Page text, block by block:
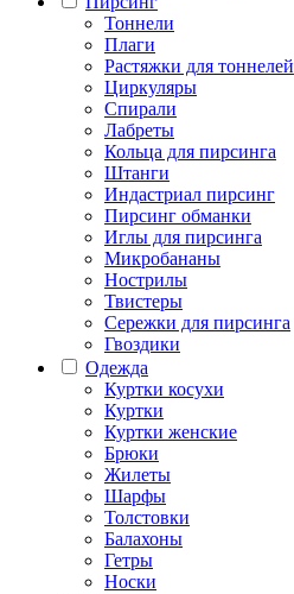
Тоннели
Плаги
Растяжки для тоннелей
Циркуляры
Спирали
Лабреты
Кольца для пирсинга
Штанги
Индастриал пирсинг
Пирсинг обманки
Иглы для пирсинга
Микробананы
Нострилы
Твистеры
Сережки для пирсинга
Гвоздики
Одежда
Куртки косухи
Куртки
Куртки женские
Брюки
Жилеты
Шарфы
Толстовки
Балахоны
Гетры
Носки